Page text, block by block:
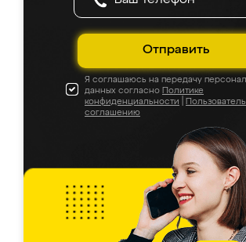
Отправить
Я соглашаюсь на передачу
данных согласно Политике
конфиденциальности
соглашению